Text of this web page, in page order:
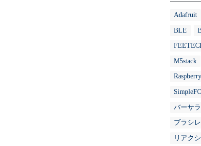
Adafruit
BLE
M5stack
バーサ
ブラシ
リアク